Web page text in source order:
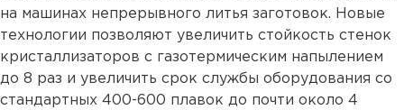
на машинах непрерывного литья заготовок. Новые
технологии позволяют увеличить стойкость стенок
кристаллизаторов с газотермическим напылением
до 8 раз и увеличить срок службы оборудования со
стандартных 400-600 плавок до почти около 4